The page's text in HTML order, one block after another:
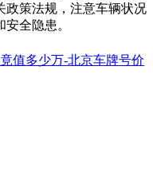
政策法规，注意车辆状况
全隐患。
值多少万-北京车牌号价